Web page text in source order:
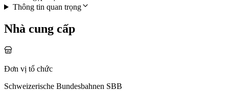
Thông tin quan trọng
Nhà cung cấp
Đơn vị tổ chức
Schweizerische Bundesbahnen SBB